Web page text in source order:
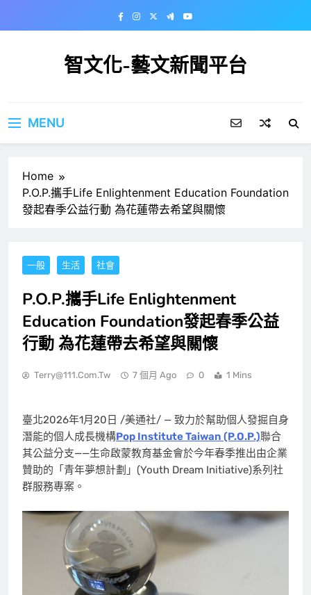
智文化-藝文新聞平台
MENU
Home
P.O.P.攜手Life Enlightenment Education Foundation
發起春季公益行動 為花蓮帶去希望與關懷
一般 生活 社會
P.O.P.攜手Life Enlightenment
Education Foundation發起春季公益
行動 為花蓮帶去希望與關懷
Terry@111.com.tw 7 個月 Ago 0 1 Mins
臺北2026年1月20日 /美通社/ — 致力於幫助個人發掘自身
潛能的個人成長機構Pop Institute Taiwan (P.O.P.)聯合
其公益分支——生命啟蒙教育基金會於今年春季推出由企業
贊助的「青年夢想計劃」(Youth Dream Initiative)系列社
群服務專案。